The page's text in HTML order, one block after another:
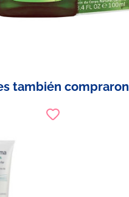
también compraron